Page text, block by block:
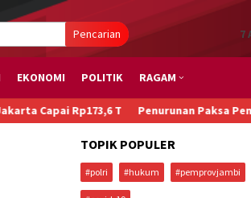
Pencarian 7
EKONOMI POLITIK RAGAM
T Penurunan Paksa Penumpang,
TOPIK POPULER
#polri #hukum #pemprovjambi